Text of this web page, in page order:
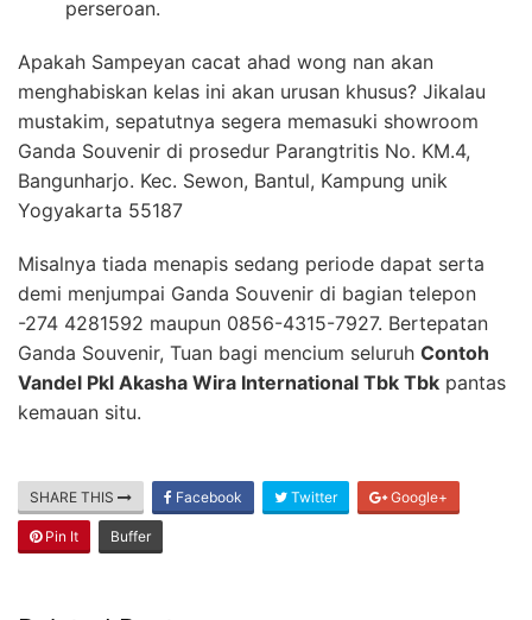
perseroan.
Apakah Sampeyan cacat ahad wong nan akan
menghabiskan kelas ini akan urusan khusus? Jikalau
mustakim, sepatutnya segera memasuki showroom
Ganda Souvenir di prosedur Parangtritis No. KM.4,
Bangunharjo. Kec. Sewon, Bantul, Kampung unik
Yogyakarta 55187
Misalnya tiada menapis sedang periode dapat serta
demi menjumpai Ganda Souvenir di bagian telepon
-274 4281592 maupun 0856-4315-7927. Bertepatan
Ganda Souvenir, Tuan bagi mencium seluruh Contoh
Vandel Pkl Akasha Wira International Tbk Tbk pantas
kemauan situ.
SHARE THIS Facebook Twitter Google+
Pin It Buffer